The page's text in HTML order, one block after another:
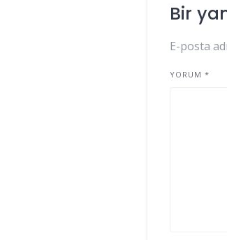
Bir
E-posta
YORUM *